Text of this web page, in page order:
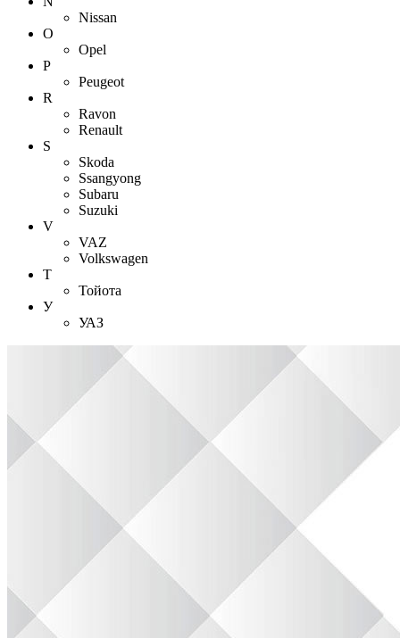
Nissan
O
Opel
P
Peugeot
R
Ravon
Renault
S
Skoda
Ssangyong
Subaru
Suzuki
V
VAZ
Volkswagen
Т
Тойота
У
УАЗ